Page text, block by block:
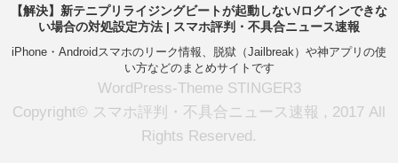
【解決】新テニプリライジングビートが起動しない/ログインできな
い場合の対処設定方法 | スマホ評判・不具合ニュース速報
iPhone・Androidスマホのリーク情報、脱獄（Jailbreak）や神アプリの使
い方などのまとめサイトです
WordPress-Theme STINGER3
Copyright© スマホ評判・不具合ニュース速報 , 2017 All
Rights Reserved.